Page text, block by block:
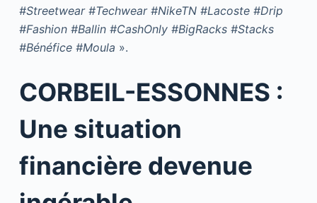
#Streetwear #Techwear #NikeTN #Lacoste #Drip
#Fashion #Ballin #CashOnly #BigRacks #Stacks
#Bénéfice #Moula ».
CORBEIL-ESSONNES :
Une situation
financière devenue